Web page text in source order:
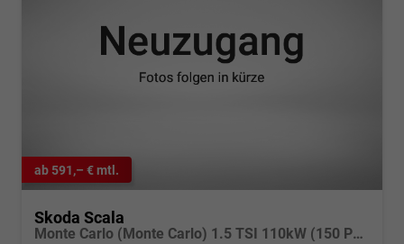
ab 591,– € mtl.
Skoda Scala
Monte Carlo (Monte Carlo) 1.5 TSI 110kW (150 PS) 7-Gang DSG